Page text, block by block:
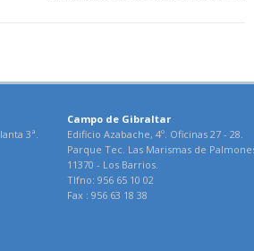
3ª.
Campo de Gibraltar
Edificio Azabache, 4º. Oficinas 27 - 28.
Parque Tec. Las Marismas de
11370 - Los Barrios.
Tlfno: 956 65 10 02
Fax : 956 63 18 38